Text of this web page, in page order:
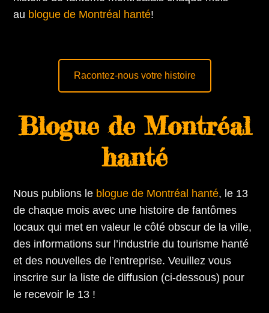
au blogue de Montréal hanté!
Racontez-nous votre histoire
Blogue de Montréal
hanté
Nous publions le blogue de Montréal hanté, le 13
de chaque mois avec une histoire de fantômes
locaux qui met en valeur le côté obscur de la ville,
des informations sur l’industrie du tourisme hanté
et des nouvelles de l’entreprise. Veuillez vous
inscrire sur la liste de diffusion (ci-dessous) pour
le recevoir le 13 !